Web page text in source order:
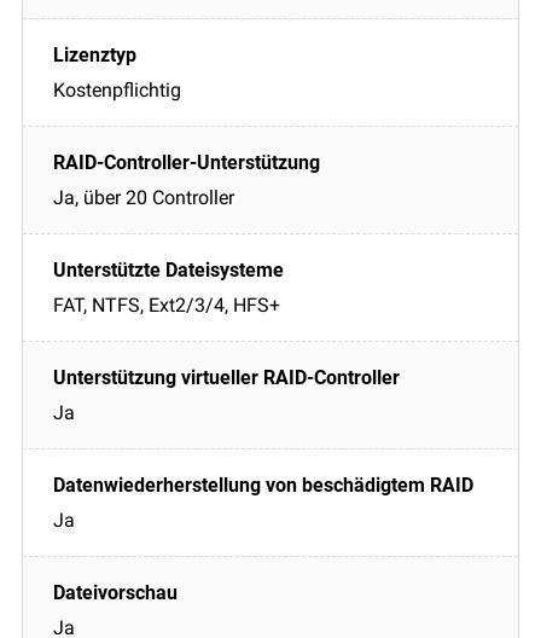
Kostenpflichtig
Ja, über 20 Controller
FAT, NTFS, Ext2/3/4, HFS+
Ja
Ja
Ja